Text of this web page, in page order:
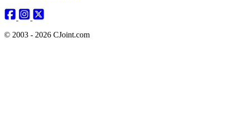
© 2003 - 2026 CJoint.com